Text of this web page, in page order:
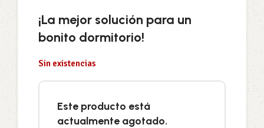
¡La mejor solución para un
bonito dormitorio!
Sin existencias
Este producto está
actualmente agotado.